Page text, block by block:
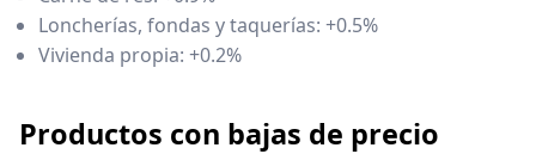
Loncherías, fondas y taquerías: +0.5%
Vivienda propia: +0.2%
Productos con bajas de precio